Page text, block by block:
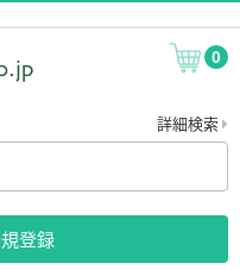
0
詳細検索
登録